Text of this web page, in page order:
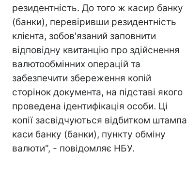
резидентність. До того ж касир банку
(банки), перевіривши резидентність
клієнта, зобов'язаний заповнити
відповідну квитанцію про здійснення
валютообмінних операцій та
забезпечити збереження копій
сторінок документа, на підставі якого
проведена ідентифікація особи. Ці
копії засвідчуються відбитком штампа
каси банку (банки), пункту обміну
валюти", - повідомляє НБУ.